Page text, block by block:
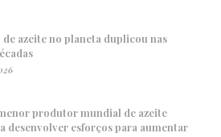
de azeite no planeta duplicou nas
produtor mundial de azeite
desenvolver esforços para aumentar